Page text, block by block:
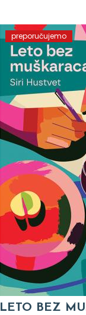
preporučujemo
LETO BEZ